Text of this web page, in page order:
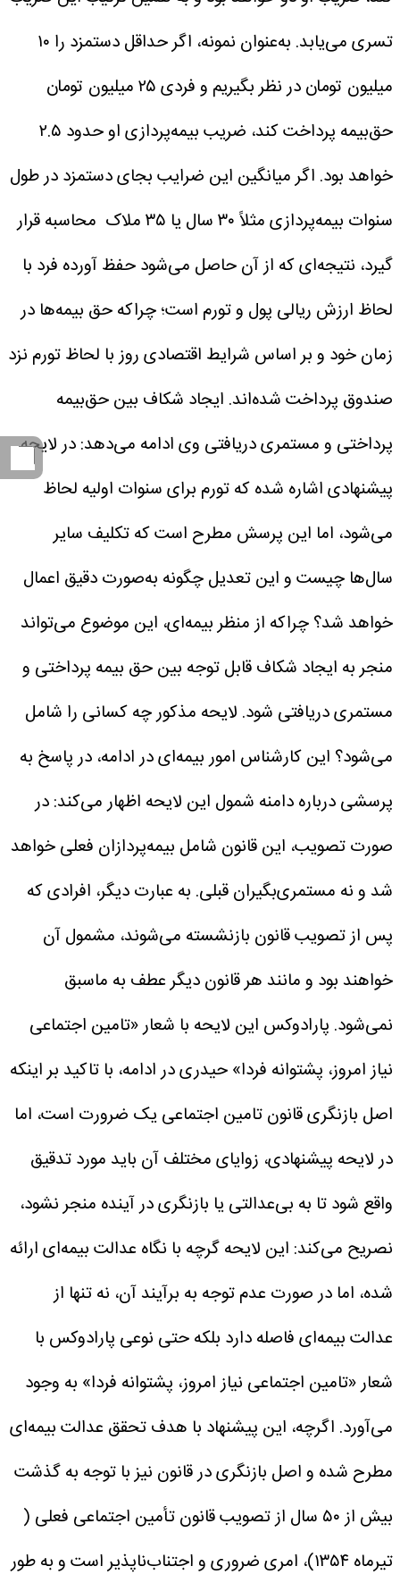
تسری می‌یابد. به‌عنوان نمونه، اگر حداقل دستمزد را ۱۰
میلیون تومان در نظر بگیریم و فردی ۲۵ میلیون تومان
حق‌بیمه پرداخت کند، ضریب بیمه‌پردازی او حدود ۲.۵
خواهد بود. اگر میانگین این ضرایب بجای دستمزد در طول
سنوات بیمه‌پردازی مثلاً ۳۰ سال یا ۳۵ ملاک محاسبه قرار
گیرد، نتیجه‌ای که از آن حاصل می‌شود حفظ آورده فرد با
لحاظ ارزش ریالی پول و تورم است؛ چراکه حق بیمه‌ها در
زمان خود و بر اساس شرایط اقتصادی روز با لحاظ تورم نزد
صندوق پرداخت شده‌اند. ایجاد شکاف بین حق‌بیمه
پرداختی و مستمری دریافتی وی ادامه می‌دهد: در لایحه
پیشنهادی اشاره شده که تورم برای سنوات اولیه لحاظ
می‌شود، اما این پرسش مطرح است که تکلیف سایر
سال‌ها چیست و این تعدیل چگونه به‌صورت دقیق اعمال
خواهد شد؟ چراکه از منظر بیمه‌ای، این موضوع می‌تواند
منجر به ایجاد شکاف قابل توجه بین حق بیمه پرداختی و
مستمری دریافتی شود. لایحه مذکور چه کسانی را شامل
می‌شود؟ این کارشناس امور بیمه‌ای در ادامه، در پاسخ به
پرسشی درباره دامنه شمول این لایحه اظهار می‌کند: در
صورت تصویب، این قانون شامل بیمه‌پردازان فعلی خواهد
شد و نه مستمری‌بگیران قبلی. به عبارت دیگر، افرادی که
پس از تصویب قانون بازنشسته می‌شوند، مشمول آن
خواهند بود و مانند هر قانون دیگر عطف به ماسبق
نمی‌شود. پارادوکس این لایحه با شعار «تامین اجتماعی
نیاز امروز، پشتوانه فردا»حیدری در ادامه، با تاکید بر اینکه
اصل بازنگری قانون تامین اجتماعی یک ضرورت است، اما
در لایحه پیشنهادی، زوایای مختلف آن باید مورد تدقیق
واقع شود تا به بی‌عدالتی یا بازنگری در آینده منجر نشود،
نصریح می‌کند: این لایحه گرچه با نگاه عدالت بیمه‌ای ارائه
شده، اما در صورت عدم توجه به برآیند آن، نه تنها از
عدالت بیمه‌ای فاصله دارد بلکه حتی نوعی پارادوکس با
شعار «تامین اجتماعی نیاز امروز، پشتوانه فردا» به وجود
می‌آورد. اگرچه، این پیشنهاد با هدف تحقق عدالت بیمه‌ای
مطرح شده و اصل بازنگری در قانون نیز با توجه به گذشت
بیش از ۵۰ سال از تصویب قانون تأمین اجتماعی فعلی (
تیرماه ۱۳۵۴)، امری ضروری و اجتناب‌ناپذیر است و به طور